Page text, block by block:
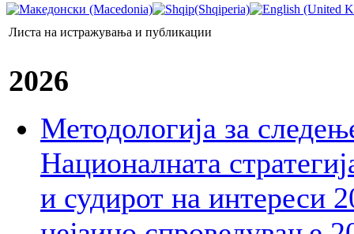
Листа на истражувања и публикации
2026
Методологија за
Националната
и судирот на интереси